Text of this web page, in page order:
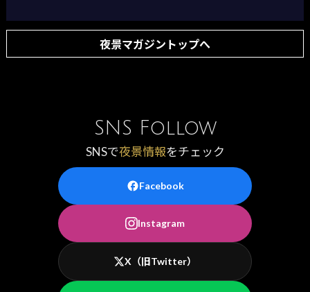
夜景マガジントップへ
SNS Follow
SNSで夜景情報をチェック
Facebook
Instagram
X（旧Twitter）